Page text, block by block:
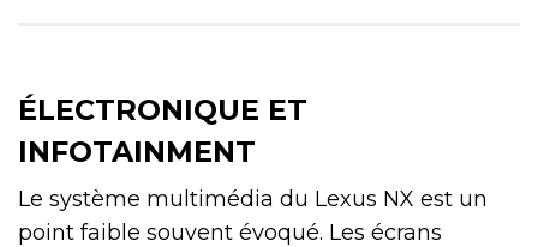
ÉLECTRONIQUE ET
INFOTAINMENT
Le système multimédia du Lexus NX est un
point faible souvent évoqué. Les écrans